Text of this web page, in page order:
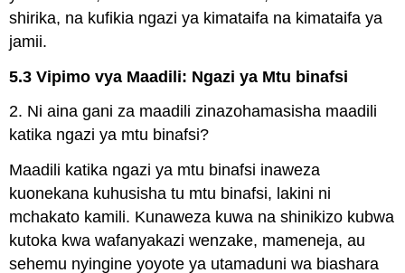
shirika, na kufikia ngazi ya kimataifa na kimataifa ya
jamii.
5.3 Vipimo vya Maadili: Ngazi ya Mtu binafsi
2. Ni aina gani za maadili zinazohamasisha maadili
katika ngazi ya mtu binafsi?
Maadili katika ngazi ya mtu binafsi inaweza
kuonekana kuhusisha tu mtu binafsi, lakini ni
mchakato kamili. Kunaweza kuwa na shinikizo kubwa
kutoka kwa wafanyakazi wenzake, mameneja, au
sehemu nyingine yoyote ya utamaduni wa biashara